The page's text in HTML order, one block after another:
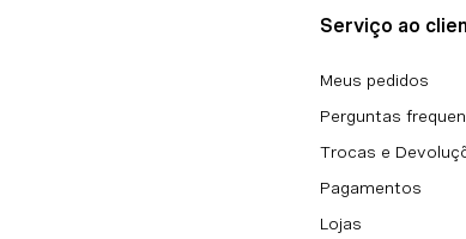
Serviço ao
Meus pedidos
Perguntas
Trocas e
Pagamentos
Lojas